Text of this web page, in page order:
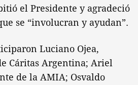
el Presidente y agradeció
se “involucran y ayudan”.
Luciano Ojea,
Cáritas Argentina; Ariel
de la AMIA; Osvaldo